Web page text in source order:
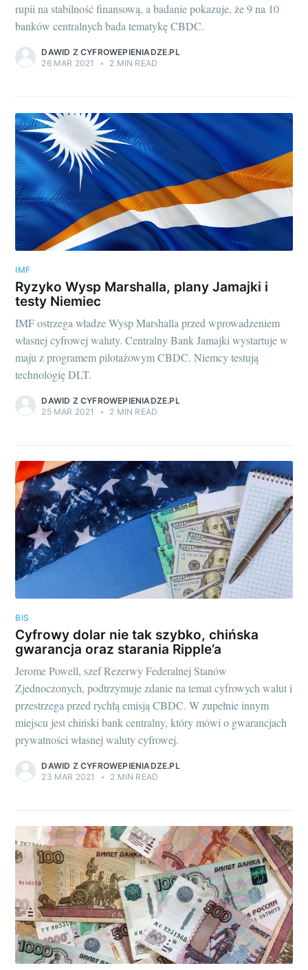
rupii na stabilność finansową, a badanie pokazuje, że 9 na 10
banków centralnych bada tematykę CBDC.
DAWID Z CYFROWEPIENIADZE.PL
26 MAR 2021
• 2 MIN READ
IMF
Ryzyko Wysp Marshalla, plany Jamajki i
testy Niemiec
IMF ostrzega władze Wysp Marshalla przed wprowadzeniem
własnej cyfrowej waluty. Centralny Bank Jamajki wystartuje w
maju z programem pilotażowym CBDC. Niemcy testują
technologię DLT.
DAWID Z CYFROWEPIENIADZE.PL
25 MAR 2021
• 2 MIN READ
BIS
Cyfrowy dolar nie tak szybko, chińska
gwarancja oraz starania Ripple’a
Jerome Powell, szef Rezerwy Federalnej Stanów
Zjednoczonych, podtrzymuje zdanie na temat cyfrowych walut i
przestrzega przed rychłą emisją CBDC. W zupełnie innym
miejscu jest chiński bank centralny, który mówi o gwarancjach
prywatności własnej waluty cyfrowej.
DAWID Z CYFROWEPIENIADZE.PL
23 MAR 2021
• 2 MIN READ